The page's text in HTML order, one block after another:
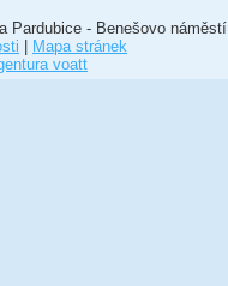
Pardubice - Benešovo náměstí
| Mapa stránek
voatt